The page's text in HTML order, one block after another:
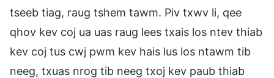
tseeb tiag, raug tshem tawm. Piv txwv li, qee
qhov kev coj ua uas raug lees txais los ntev thiab
kev coj tus cwj pwm kev hais lus los ntawm tib
neeg, txuas nrog tib neeg txoj kev paub thiab